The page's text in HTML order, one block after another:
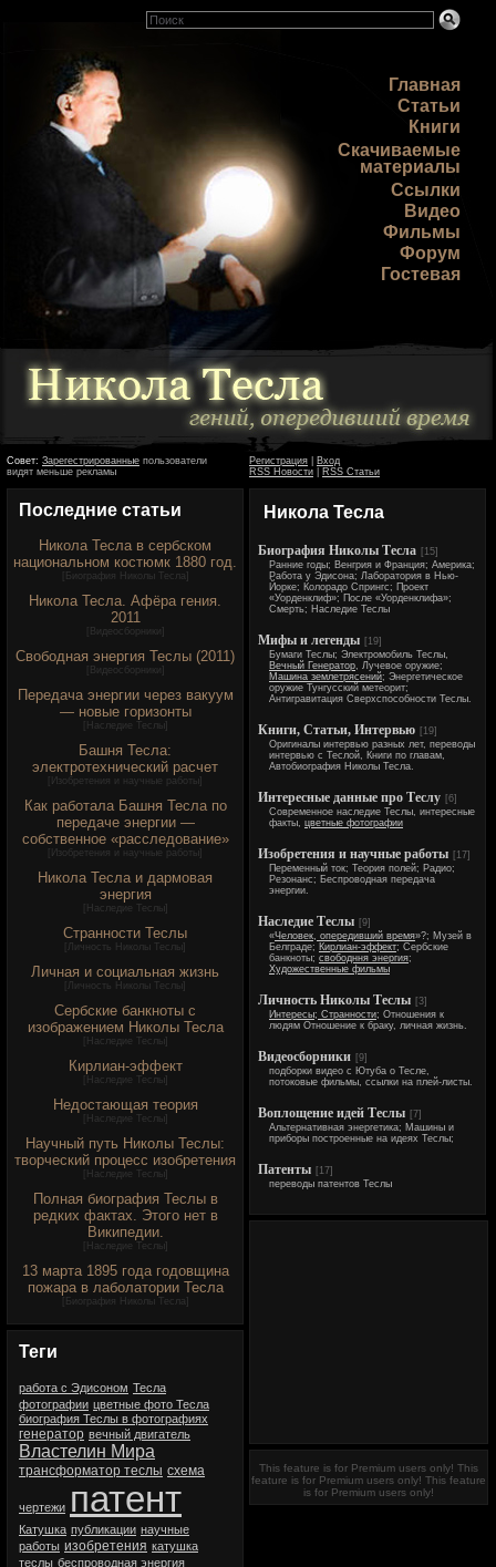
Главная
Статьи
Книги
Скачиваемые
материалы
Ссылки
Видео
Фильмы
Форум
Гостевая
Совет: Зарегестрированные пользователи
видят меньше рекламы
Регистрация
Вход
RSS Новости
RSS Статьи
Последние статьи
Никола Тесла в сербском
национальном костюмк 1880 год.
Биография Николы Тесла
Никола Тесла. Афёра гения.
2011
Видеосборники
Свободная энергия Теслы (2011)
Видеосборники
Передача энергии через вакуум
— новые горизонты
Наследие Теслы]
Башня Тесла:
электротехнический расчет
Изобретения и научные работы
Как работала Башня Тесла по
передаче энергии —
собственное «расследование»
Изобретения и научные работы
Никола Тесла и дармовая
энергия
Наследие Теслы]
Странности Теслы
Личность Николы Теслы
Личная и социальная жизнь
Личность Николы Теслы
Сербские банкноты с
изображением Николы Тесла
Наследие Теслы]
Кирлиан-эффект
Наследие Теслы]
Недостающая теория
Наследие Теслы]
Научный путь Николы Теслы:
творческий процесс изобретения
Наследие Теслы]
Полная биография Теслы в
редких фактах. Этого нет в
Википедии.
Наследие Теслы]
13 марта 1895 года годовщина
пожара в лаболатории Тесла
Биография Николы Тесла
Теги
работа с Эдисоном Тесла
фотографии цветные фото Тесла
биография Теслы в фотографиях
генератор вечный двигатель
Властелин Мира
трансформатор теслы схема
чертежи патент
Катушка публикации научные
работы изобретения катушка
теслы беспроводная энергия
Никола Тесла
Биография Николы Тесла [15]
Ранние годы; Венгрия и Франция; Америка;
Работа у Эдисона; Лаборатория в Нью-
Йорке; Колорадо Спрингс; Проект
«Уорденклиф»; После «Уорденклифа»;
Смерть; Наследие Теслы
Мифы и легенды [19]
Бумаги Теслы; Электромобиль Теслы,
Вечный Генератор, Лучевое оружие;
Машина землетрясений; Энергетическое
оружие Тунгусский метеорит;
Антигравитация Сверхспособности Теслы.
Книги, Статьи, Интервью [19]
Оригиналы интервью разных лет, переводы
интервью с Теслой, Книги по главам,
Автобиография Николы Тесла.
Интересные данные про Теслу [6]
Современное наследие Теслы, интересные
факты, цветные фотографии
Изобретения и научные работы [17]
Переменный ток; Теория полей; Радио;
Резонанс; Беспроводная передача
энергии.
Наследие Теслы [9]
«Человек, опередивший время»?; Музей в
Белграде; Кирлиан-эффект; Сербские
банкноты; свободння энергия;
Художественные фильмы
Личность Николы Теслы [3]
Интересы; Странности; Отношения к
людям Отношение к браку, личная жизнь.
Видеосборники [9]
подборки видео с Ютуба о Тесле,
потоковые фильмы, ссылки на плей-листы.
Воплощение идей Теслы [7]
Альтернативная энергетика; Машины и
приборы построенные на идеях Теслы;
Патенты [17]
переводы патентов Теслы
This feature is for Premium users only! This
feature is for Premium users only! This feature
is for Premium users only!